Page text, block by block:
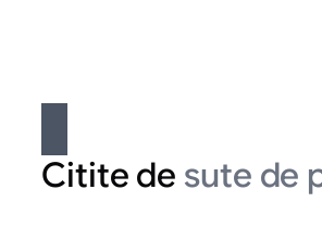
Citite de sute de